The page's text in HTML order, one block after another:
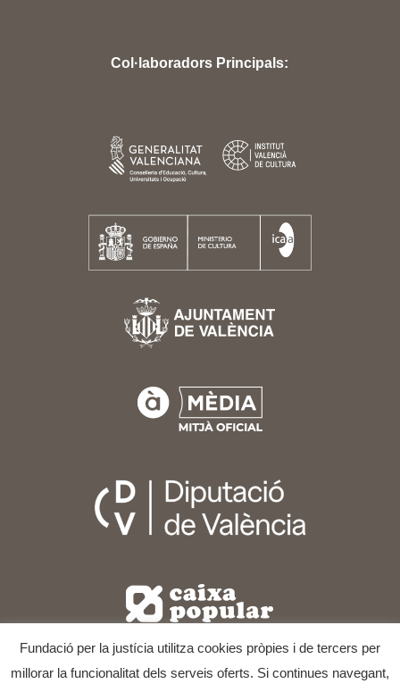
Col·laboradors Principals:
Fundació per la justícia utilitza cookies pròpies i de tercers per
millorar la funcionalitat dels serveis oferts. Si continues navegant,